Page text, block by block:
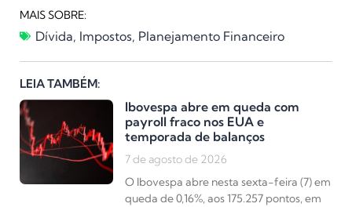
MAIS SOBRE:
Dívida, Impostos, Planejamento Financeiro
LEIA TAMBÉM:
Ibovespa abre em queda com
payroll fraco nos EUA e
temporada de balanços
7 de agosto de 2026
O Ibovespa abre nesta sexta-feira (7) em
queda de 0,16%, aos 175.257 pontos, em